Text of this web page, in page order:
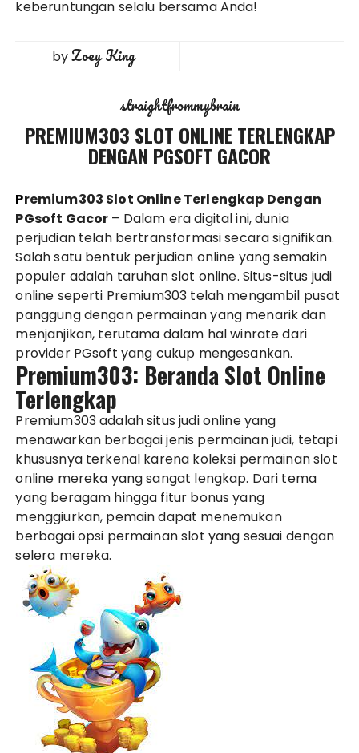
keberuntungan selalu bersama Anda!
byZoey King
straightfrommybrain
PREMIUM303 SLOT ONLINE TERLENGKAP
DENGAN PGSOFT GACOR
Premium303 Slot Online Terlengkap Dengan
PGsoft Gacor – Dalam era digital ini, dunia
perjudian telah bertransformasi secara signifikan.
Salah satu bentuk perjudian online yang semakin
populer adalah taruhan slot online. Situs-situs judi
online seperti Premium303 telah mengambil pusat
panggung dengan permainan yang menarik dan
menjanjikan, terutama dalam hal winrate dari
provider PGsoft yang cukup mengesankan.
Premium303: Beranda Slot Online
Terlengkap
Premium303 adalah situs judi online yang
menawarkan berbagai jenis permainan judi, tetapi
khususnya terkenal karena koleksi permainan slot
online mereka yang sangat lengkap. Dari tema
yang beragam hingga fitur bonus yang
menggiurkan, pemain dapat menemukan
berbagai opsi permainan slot yang sesuai dengan
selera mereka.